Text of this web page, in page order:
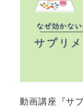
動画講座『サ